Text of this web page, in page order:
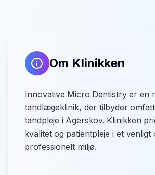
Om Klinikken
Innovative Micro Dentistry er en
tandlægeklinik, der tilbyder
tandpleje i Agerskov. Klinikken
kvalitet og patientpleje i et venligt
professionelt miljø.